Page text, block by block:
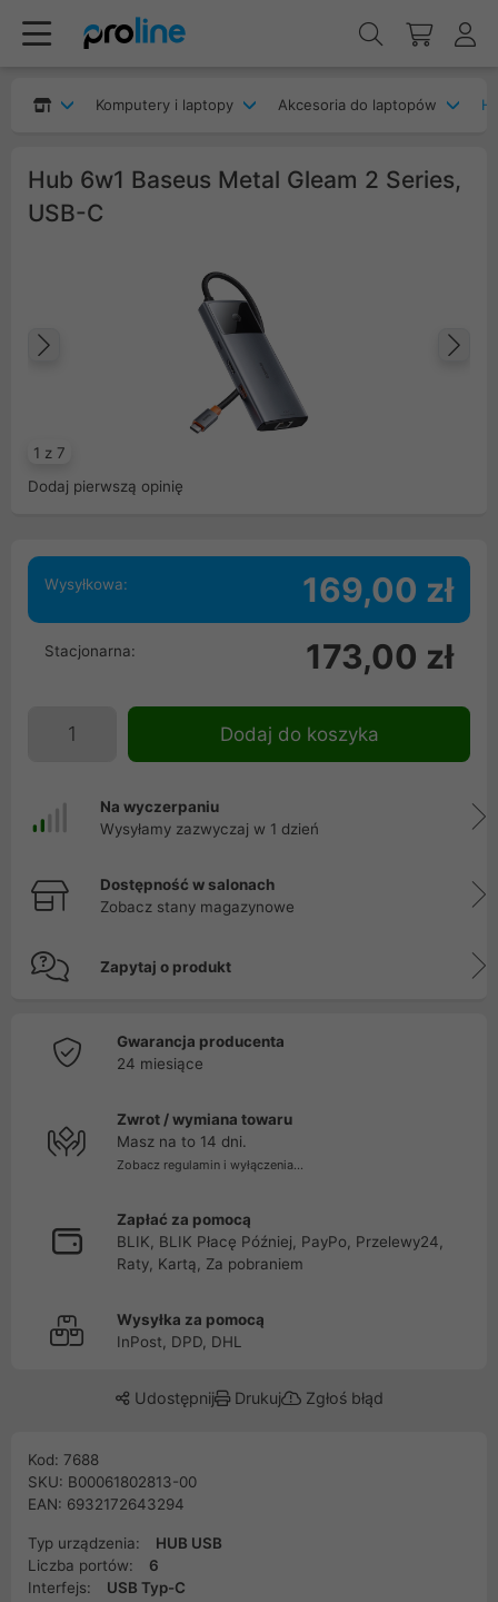
Komputery i laptopy Akcesoria do laptopów
Hub 6w1 Baseus Metal Gleam 2 Series,
USB-C
1 z 7
Dodaj pierwszą opinię
Wysyłkowa: 169,00 zł
Stacjonarna: 173,00 zł
Dodaj do koszyka
Na wyczerpaniu
Wysyłamy zazwyczaj w 1 dzień
Dostępność w salonach
Zobacz stany magazynowe
Zapytaj o produkt
Gwarancja producenta
24 miesiące
Zwrot / wymiana towaru
Masz na to 14 dni.
Zobacz regulamin i wyłączenia...
Zapłać za pomocą
BLIK, BLIK Płacę Później, PayPo, Przelewy24,
Raty, Kartą, Za pobraniem
Wysyłka za pomocą
InPost, DPD, DHL
Udostępnij Drukuj Zgłoś błąd
Kod: 7688
SKU: B00061802813-00
EAN: 6932172643294
Typ urządzenia:
HUB USB
Liczba portów:
6
Interfejs:
USB Typ-C